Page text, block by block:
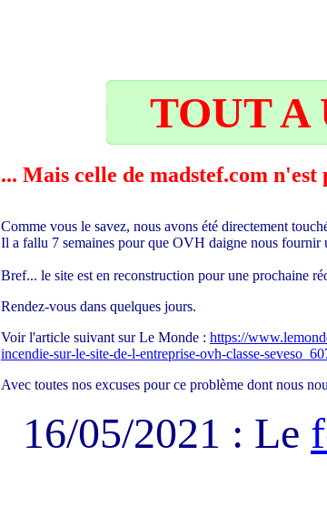
TOUT A
... Mais celle de madstef.com n'est
Comme vous le savez, nous avons été directement
Il a fallu 7 semaines pour que OVH daigne nous fournir
Bref... le site est en reconstruction pour une prochaine
Rendez-vous dans quelques jours.
Voir l'article suivant sur Le Monde : https://
incendie-sur-le-site-de-l-entreprise-ovh-classe-
Avec toutes nos excuses pour ce problème dont nous
16/05/2021 : Le